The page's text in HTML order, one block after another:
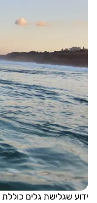
ידוע שגלישת גלים